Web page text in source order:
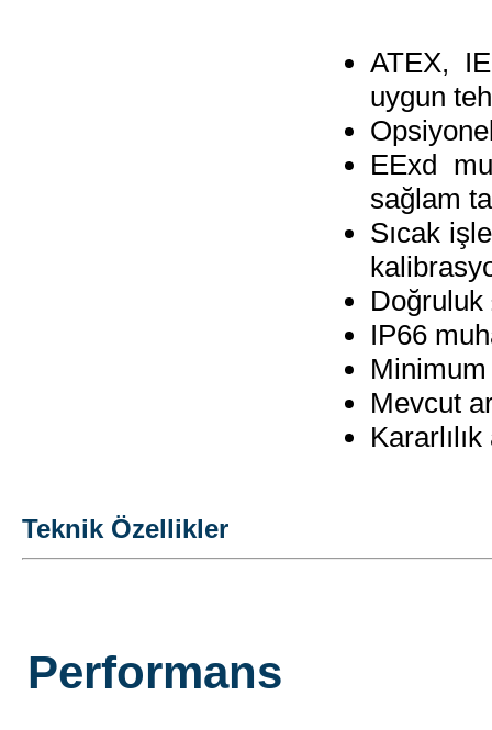
ATEX,
uygun
EExd
sağlam
Sıcak
IP66
Mevcut
Teknik Özellikler
Performans